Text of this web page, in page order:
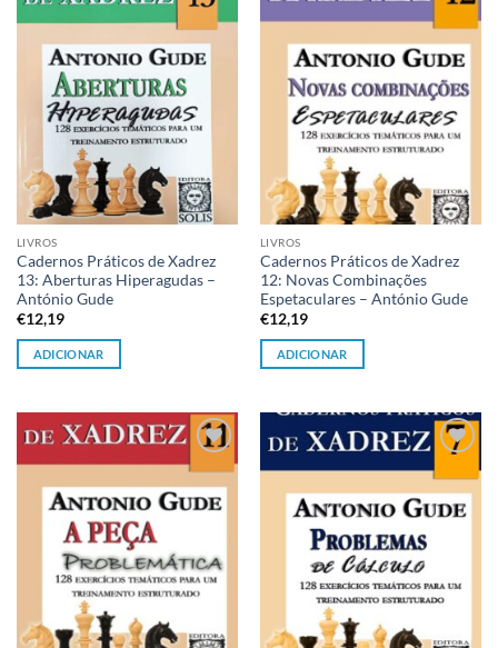
à lista de
desejos
LIVROS
Cadernos Práticos de Xadrez
13: Aberturas Hiperagudas –
António Gude
€12,19
ADICIONAR
à lista de
desejos
LIVROS
Cadernos Práticos de Xadrez
12: Novas Combinações
Espetaculares – António Gude
€12,19
ADICIONAR
Adicionar
à lista de
desejos
Adicionar
à lista de
desejos